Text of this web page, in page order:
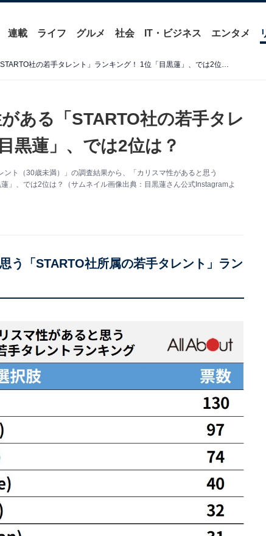
連載 ライフ グルメ 社会 IT・ビジネス エンタメ
【30代が選ぶ】カリスマ性がある「STARTO社の若手タレント」ランキング！ 1位「目黒蓮」、では2位は？
ある「STARTO社の若手タレ
黒蓮」、では2位は？
ト（30歳未満）」の調査結果から、「カリスマ性があると思う
」、では2位は？（サムネイル画像出典：目黒蓮さん公式Instagramよ
う「STARTO社所属の若手タレント」ラン